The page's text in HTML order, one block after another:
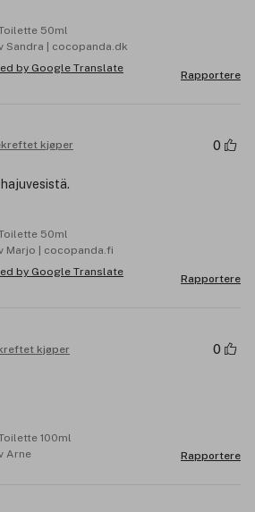
50ml
Sandra | cocopanda.dk
Rapportere
kjøper 0
50ml
Marjo | cocopanda.fi
Rapportere
kjøper 0
100ml
Arne
Rapportere